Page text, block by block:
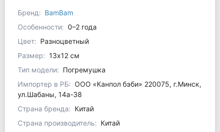
Бренд: BamBam
Особенности: 0–2 года
Цвет: Разноцветный
Размер: 13x12 см
Тип модели: Погремушка
Импортер в РБ: ООО «Канпол бэби» 220075, г.Минск,
ул.Шабаны, 14а-38
Страна бренда: Китай
Страна производитель: Китай